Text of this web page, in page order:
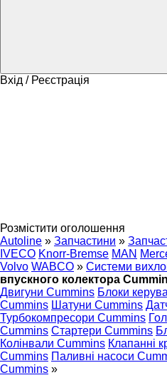
Вхід / Реєстрація
Розмістити оголошення
Autoline » Запчастини »
IVECO Knorr-Bremse MAN
Volvo WABCO » Системи
впускного колектора
Двигуни Cummins Блоки
Cummins Шатуни Cummins
Турбокомпресори Cummins
Cummins Стартери Cummins
Колінвали Cummins Клапанні
Cummins Паливні насоси
Cummins »